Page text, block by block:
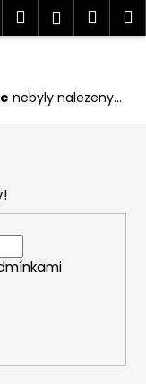
Hledat
nebyly nalezeny...